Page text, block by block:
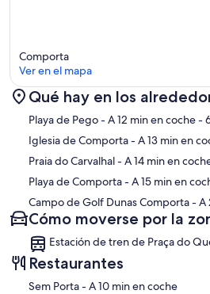
Mapa
Comporta
Ver en el mapa
Qué hay en los
Playa de Pego- A 12 min en coche-
Iglesia de Comporta- A 13 min en
Praia do Carvalhal- A 14 min en
Playa de Comporta- A 15 min en
Campo de Golf Dunas Comporta- A
Cómo moverse por la
Estación de tren de Praça do
Restaurantes
‪Sem Porta - ‬A 10 min en coche